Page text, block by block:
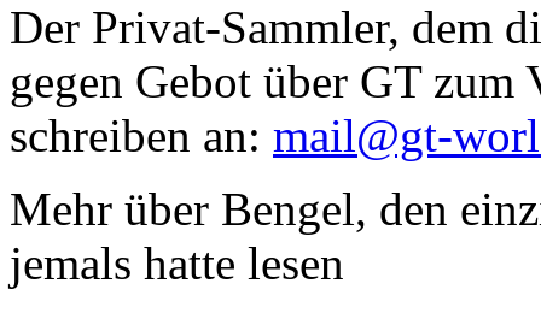
Der Privat-Sammler, dem
gegen Gebot über GT zum
schreiben an: mail@gt-
Mehr über Bengel, den
jemals hatte lesen